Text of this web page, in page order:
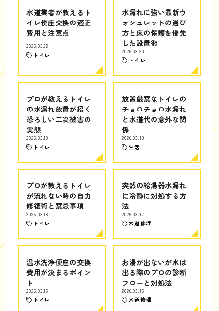
水道業者が教えるト
イレ便座交換の適正
費用と注意点
2026.03.22
トイレ
水漏れに強い最新ウ
ォシュレットの選び
方と床の保護を優先
した設置術
2026.03.20
トイレ
プロが教えるトイレ
の水漏れ放置が招く
恐ろしい二次被害の
実態
2026.03.19
トイレ
放置厳禁なトイレの
チョロチョロ水漏れ
と水道代の意外な関
係
2026.03.18
生活
プロが教えるトイレ
が流れない時の自力
修復術と禁忌事項
2026.03.18
トイレ
突然の給湯器水漏れ
に冷静に対処する方
法
2026.03.17
水道修理
温水洗浄便座の交換
費用が決まるポイン
ト
2026.03.16
トイレ
お湯が出ないが水は
出る際のプロの診断
フローと対処法
2026.03.16
水道修理